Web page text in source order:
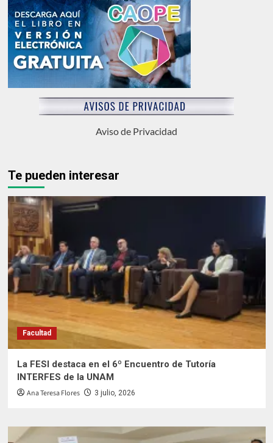
Aviso de Privacidad
Te pueden interesar
Facultad
La FESI destaca en el 6º Encuentro de Tutoría
INTERFES de la UNAM
Ana Teresa Flores 3 julio, 2026